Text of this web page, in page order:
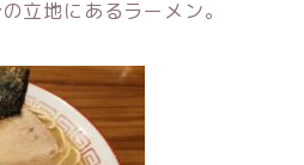
立地にあるラーメン。